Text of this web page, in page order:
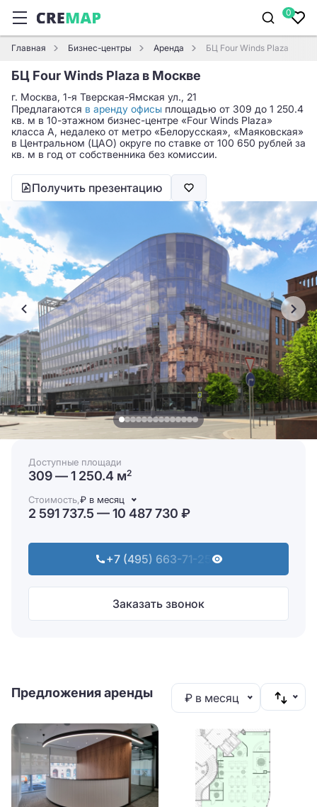
0
Главная Бизнес-центры Аренда БЦ Four Winds Plaza
БЦ Four Winds Plaza в Москве
г. Москва, 1-я Тверская-Ямская ул., 21
Предлагаются в аренду офисы площадью от 309 до 1 250.4
кв. м в 10-этажном бизнес-центре «Four Winds Plaza»
класса A, недалеко от метро «Белорусская», «Маяковская»
в Центральном (ЦАО) округе по ставке от 100 650 рублей за
кв. м в год от собственника без комиссии.
Получить презентацию
Доступные площади
309 — 1 250.4 м2
Стоимость,₽ в месяц
2 591 737.5 — 10 487 730 ₽
+7 (495) 663-71-25
Заказать звонок
Предложения аренды ₽ в месяц